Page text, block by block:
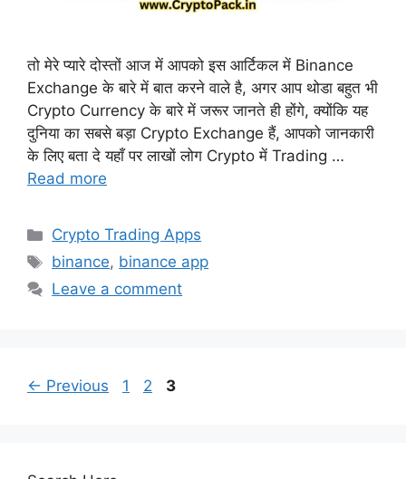
तो मेरे प्यारे दोस्तों आज में आपको इस आर्टिकल में Binance
Exchange के बारे में बात करने वाले है, अगर आप थोडा बहुत भी
Crypto Currency के बारे में जरूर जानते ही होंगे, क्योंकि यह
दुनिया का सबसे बड़ा Crypto Exchange हैं, आपको जानकारी
के लिए बता दे यहाँ पर लाखों लोग Crypto में Trading …
Read more
Categories
Crypto Trading Apps
Tags
binance, binance app
Leave a comment
← Previous Page
1 Page
2 Page
3